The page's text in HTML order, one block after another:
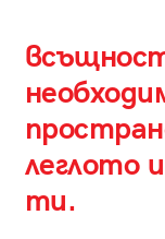
леглото
ти.